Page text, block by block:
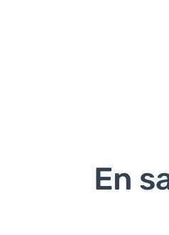
En